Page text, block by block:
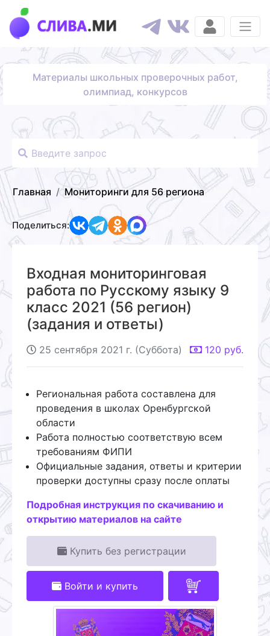
Материалы школьных проверочных работ,
олимпиад, конкурсов
Главная Мониторинги для 56 региона
Поделиться:
Входная мониторинговая
работа по Русскому языку 9
класс 2021 (56 регион)
(задания и ответы)
25 сентября 2021 г. (Суббота) 120 руб.
Региональная работа составлена для
проведения в школах Оренбургской
области
Работа полностью соответствую всем
требованиям ФИПИ
Официальные задания, ответы и критерии
проверки доступны сразу после оплаты
Подробная инструкция по скачиванию и
открытию материалов на сайте
Купить без регистрации
Войти и купить